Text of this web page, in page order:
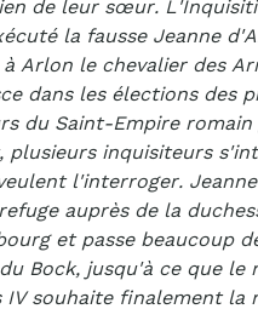
de leur sœur.
la fausse Jeanne
à Arlon le chevalier des
dans les élections des
du Saint-Empire romain
plusieurs inquisiteurs
l'interroger.
auprès de la
et passe beaucoup
Bock, jusqu'à ce que le
IV souhaite finalement la